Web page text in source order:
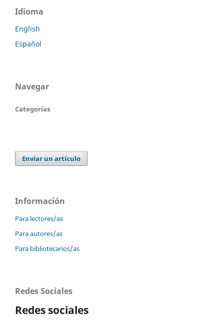
Idioma
English
Español
Navegar
Categorías
Enviar un artículo
Información
Para lectores/as
Para autores/as
Para bibliotecarios/as
Redes Sociales
Redes sociales